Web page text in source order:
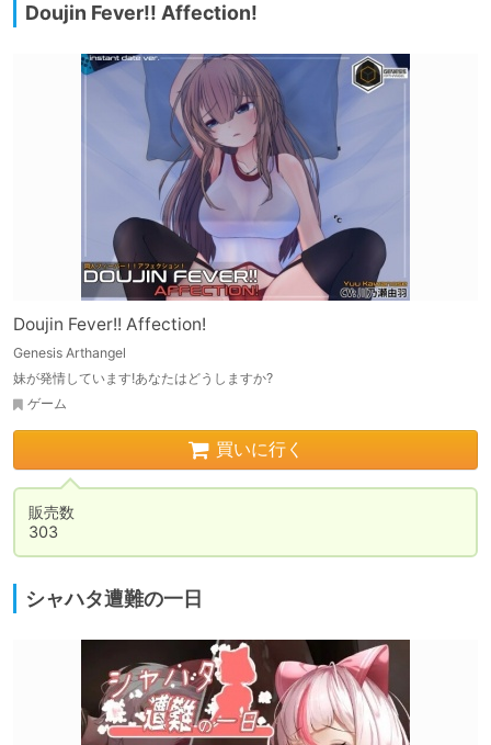
Doujin Fever!! Affection!
Doujin Fever!! Affection!
Genesis Arthangel
妹が発情しています!あなたはどうしますか?
ゲーム
買いに行く
販売数
303
シャハタ遭難の一日